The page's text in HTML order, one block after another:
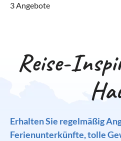
3 Angebote
Reise-
Erhalten Sie regelmäßig
Ferienunterkünfte, tolle